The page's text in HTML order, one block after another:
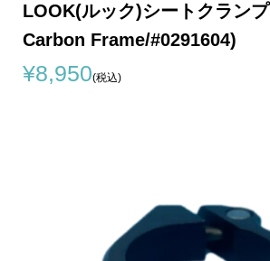
LOOK(ルック)シートクラン
Carbon Frame/#0291604)
¥8,950(税込)